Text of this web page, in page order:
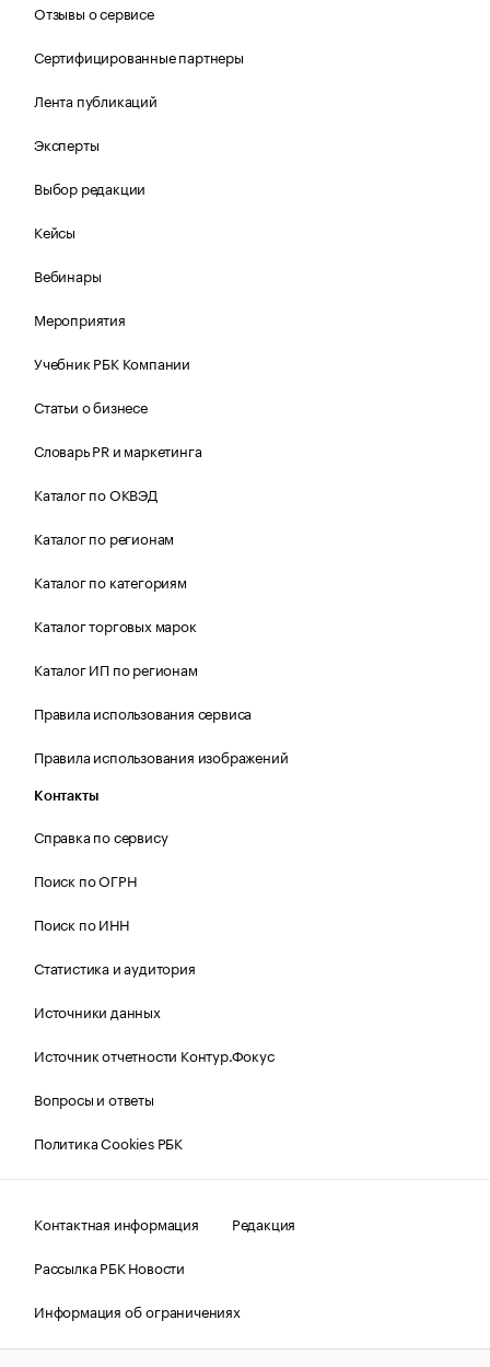
Отзывы о сервисе
Сертифицированные партнеры
Лента публикаций
Эксперты
Выбор редакции
Кейсы
Вебинары
Мероприятия
Учебник РБК Компании
Статьи о бизнесе
Словарь PR и маркетинга
Каталог по ОКВЭД
Каталог по регионам
Каталог по категориям
Каталог торговых марок
Каталог ИП по регионам
Правила использования сервиса
Правила использования изображений
Контакты
Справка по сервису
Поиск по ОГРН
Поиск по ИНН
Статистика и аудитория
Источники данных
Источник отчетности Контур.Фокус
Вопросы и ответы
Политика Cookies РБК
Контактная информация
Редакция
Рассылка РБК Новости
Информация об ограничениях
Правовая информация
О соблюдении авторских прав